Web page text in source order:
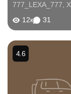
777_LEXA_777
12к
31
4.6